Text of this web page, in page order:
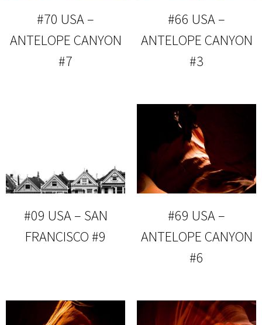
#70 USA –
ANTELOPE CANYON
#7
#66 USA –
ANTELOPE CANYON
#3
#09 USA – SAN
FRANCISCO #9
#69 USA –
ANTELOPE CANYON
#6